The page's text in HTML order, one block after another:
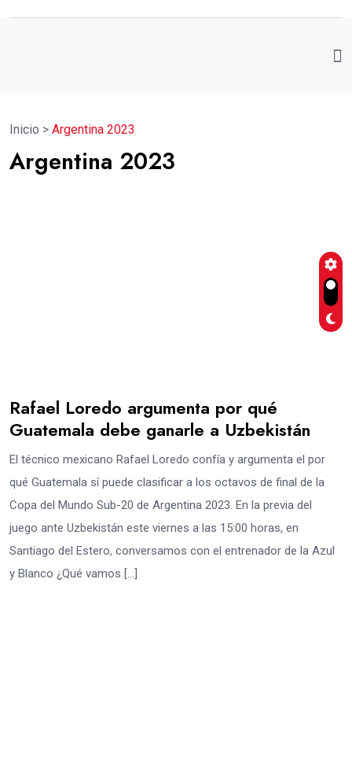
Inicio > Argentina 2023
Argentina 2023
Rafael Loredo argumenta por qué
Guatemala debe ganarle a Uzbekistán
El técnico mexicano Rafael Loredo confía y argumenta el por
qué Guatemala sí puede clasificar a los octavos de final de la
Copa del Mundo Sub-20 de Argentina 2023. En la previa del
juego ante Uzbekistán este viernes a las 15:00 horas, en
Santiago del Estero, conversamos con el entrenador de la Azul
y Blanco ¿Qué vamos […]